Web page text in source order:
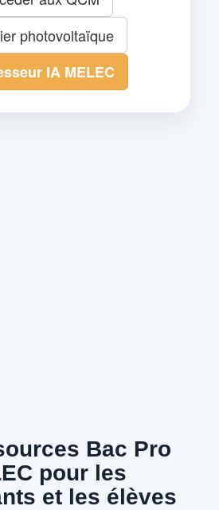
photovoltaïque
IA MELEC
Bac Pro
pour les
et les élèves